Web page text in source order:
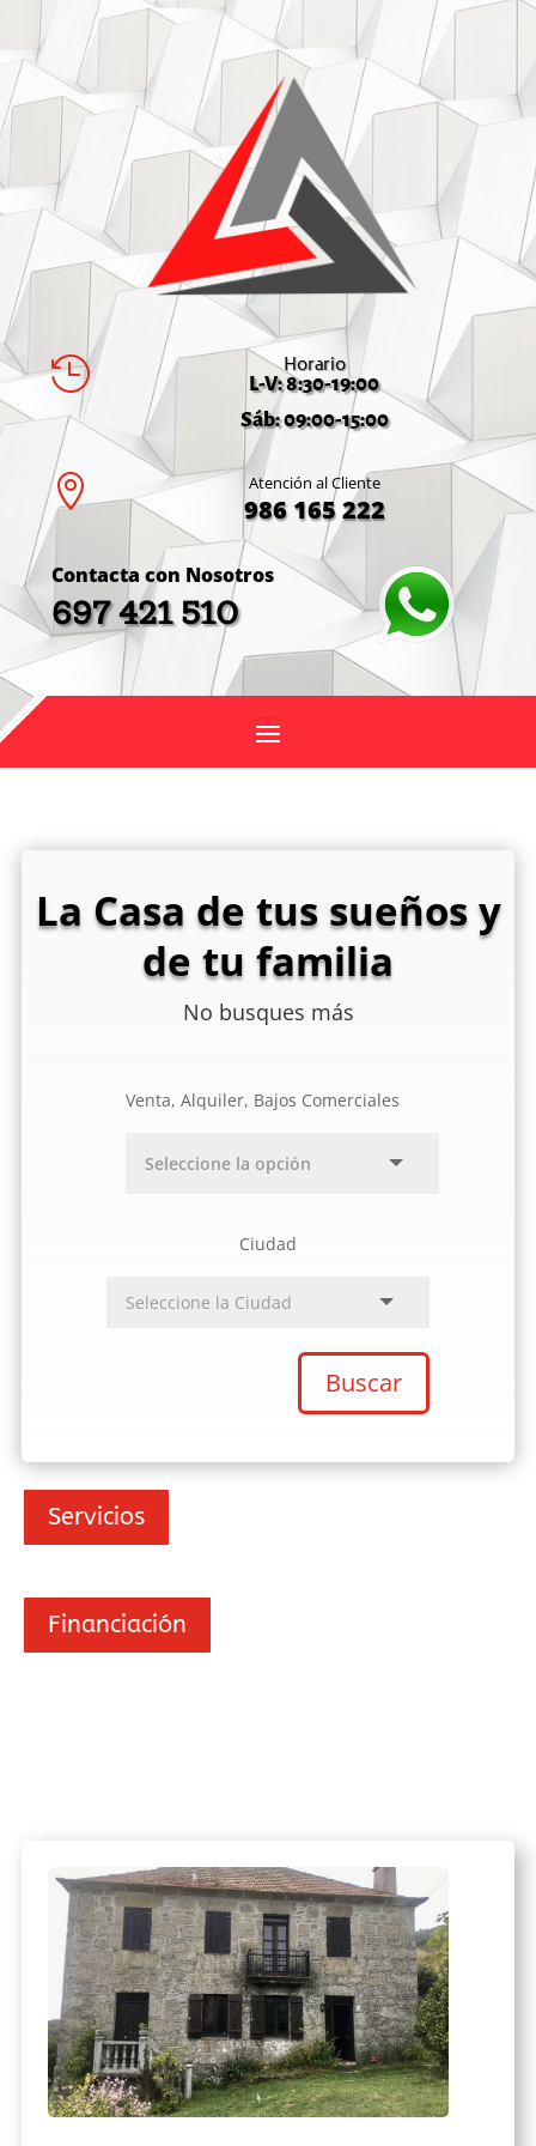
 Horario
L-V: 8:30-19:00
Sáb: 09:00-15:00
 Atención al Cliente
986 165 222
Contacta con Nosotros
697 421 510
La Casa de tus sueños y
de tu familia
No busques más
Venta, Alquiler, Bajos Comerciales
Ciudad
Buscar
Servicios
Financiación